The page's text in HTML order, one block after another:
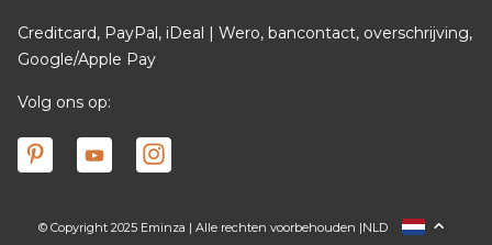
Creditcard, PayPal, iDeal | Wero, bancontact, overschrijving,
Google/Apple Pay
Volg ons op:
© Copyright 2025 Eminza | Alle rechten voorbehouden |
FRANCENLD